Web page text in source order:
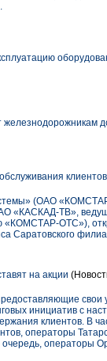
(ОАО «КОМСТАР-
«КАСКАД-ТВ»,
ОТС»),
Саратовского
на акции
свои
инициатив с
клиентов. В
операторы
операторы